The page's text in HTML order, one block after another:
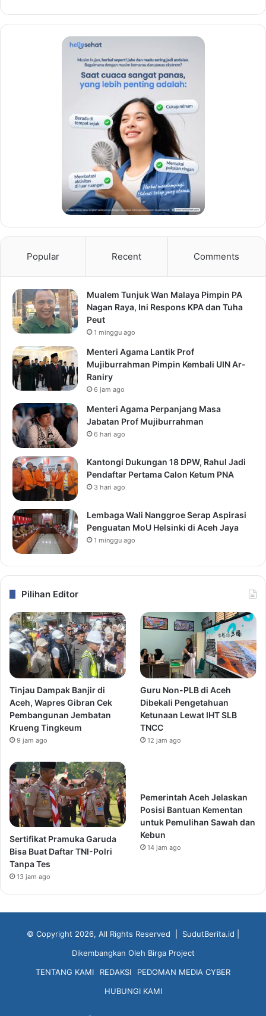
Popular Recent Comments
Mualem Tunjuk Wan Malaya Pimpin PA
Nagan Raya, Ini Respons KPA dan Tuha
Peut
1 minggu ago
Menteri Agama Lantik Prof
Mujiburrahman Pimpin Kembali UIN Ar-
Raniry
6 jam ago
Menteri Agama Perpanjang Masa
Jabatan Prof Mujiburrahman
6 hari ago
Kantongi Dukungan 18 DPW, Rahul Jadi
Pendaftar Pertama Calon Ketum PNA
3 hari ago
Lembaga Wali Nanggroe Serap Aspirasi
Penguatan MoU Helsinki di Aceh Jaya
1 minggu ago
Pilihan Editor
Tinjau Dampak Banjir di
Aceh, Wapres Gibran Cek
Pembangunan Jembatan
Krueng Tingkeum
9 jam ago
Guru Non-PLB di Aceh
Dibekali Pengetahuan
Ketunaan Lewat IHT SLB
TNCC
12 jam ago
Sertifikat Pramuka Garuda
Bisa Buat Daftar TNI-Polri
Tanpa Tes
13 jam ago
Pemerintah Aceh Jelaskan
Posisi Bantuan Kementan
untuk Pemulihan Sawah dan
Kebun
14 jam ago
© Copyright 2026, All Rights Reserved | SudutBerita.id
Dikembangkan Oleh Birga Project
TENTANG KAMI
REDAKSI
PEDOMAN MEDIA CYBER
HUBUNGI KAMI